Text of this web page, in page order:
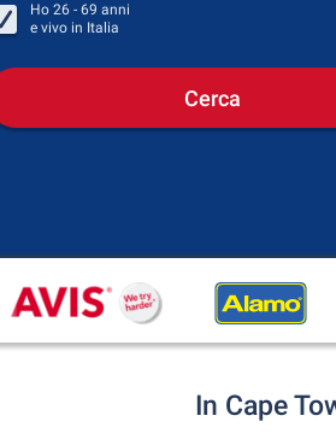
Ho 26 - 69 anni
e vivo in Italia
Cerca
In Cape